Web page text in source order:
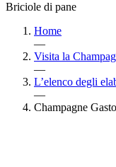
Briciole di pane
Home
—
Visita la
—
L’elenco degli
—
Champagne